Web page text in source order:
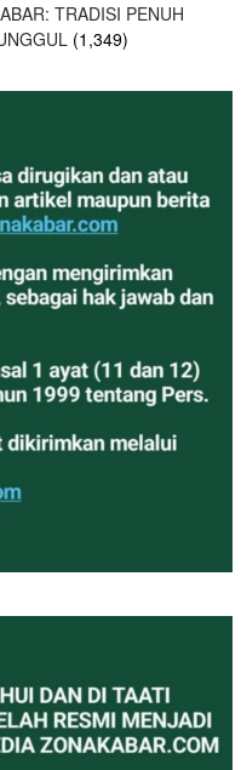
TRADISI PENUH
(1,349)